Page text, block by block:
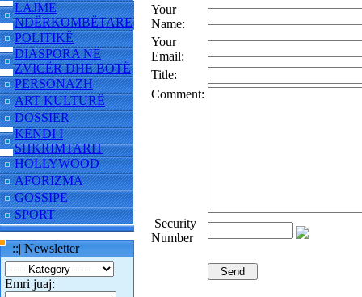
LAJME
NDËRKOMBËTARE
POLITIKË
DIASPORA NË
ZVICËR DHE BOTË
PERSONAZH
ART KULTURË
DOSSIER
KËNDI I
SHKRIMTARIT
HOLLYWOOD
AFORIZMA
GOSSIPE
SPORT
::| Newsletter
Emri juaj:
Your
Name:
Your
Email:
Title:
Comment:
Security
Number